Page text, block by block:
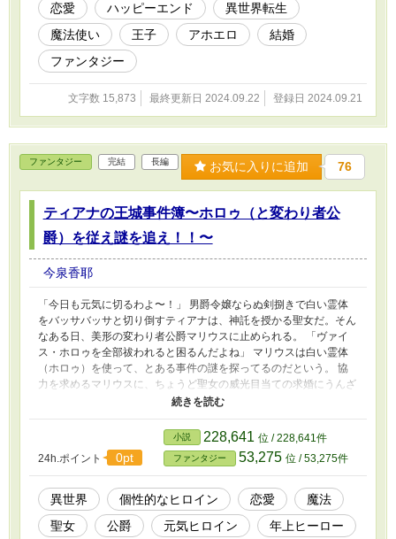
恋愛 ハッピーエンド
異世界転生
魔法使い
王子 アホエロ
結婚
ファンタジー
文字数 15,873 最終更新日 2024.09.22 登録日 2024.09.21
ファンタジー 完結 長編 お気に入りに追加 76
ティアナの王城事件簿〜ホロゥ（と変わり者公
爵）を従え謎を追え！！〜
今泉香耶
「今日も元気に切るわよ〜！」 男爵令嬢ならぬ剣捌きで白い霊体
をバッサバッサと切り倒すティアナは、神託を授かる聖女だ。そん
なある日、美形の変わり者公爵マリウスに止められる。 「ヴァイ
ス・ホロゥを全部祓われると困るんだよね」 マリウスは白い霊体
（ホロゥ）を使って、とある事件の謎を探ってるのだという。 協
力を求めるマリウスに、ちょうど聖女の威光目当ての求婚にうんざ
りしていたティアナは協力する代わりに仮の婚約者になってくれと
頼む。 そんな２人は、マリウスが追っていた事件を解決しようと
ホロゥを使って奔走するが―――！？ ◆第17回ファンタジー小説
大賞にエントリーしております。投票いただけますと幸いで
す……！
24h.ポイント 0pt
小説 228,641 位 / 228,641件
ファンタジー 53,275 位 / 53,275件
異世界 個性的なヒロイン 恋愛
魔法
聖女
公爵 元気ヒロイン
年上ヒーロー